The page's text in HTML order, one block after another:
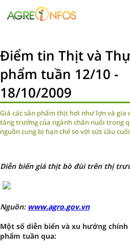
Điểm tin Thịt và
phẩm tuần 12/10 -
18/10/2009
Giá các sản phẩm thịt hơi như lợn và gia
tăng trưởng của ngành chăn nuôi trong
nguồn cung bị hạn chế so với sức cầu
Diễn biến giá thịt bò đùi trên thị
Nguồn: www.agro.gov.vn
Một số diễn biến và xu hướng
phẩm tuần qua: